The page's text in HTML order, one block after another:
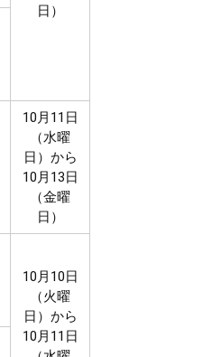
日）
10月11日
（水曜
日）から
10月13日
（金曜
日）
10月10日
（火曜
日）から
10月11日